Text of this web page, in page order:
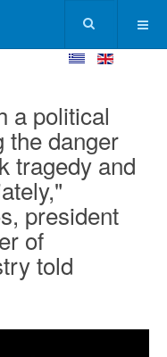
a political
the danger
tragedy and
president
of
told